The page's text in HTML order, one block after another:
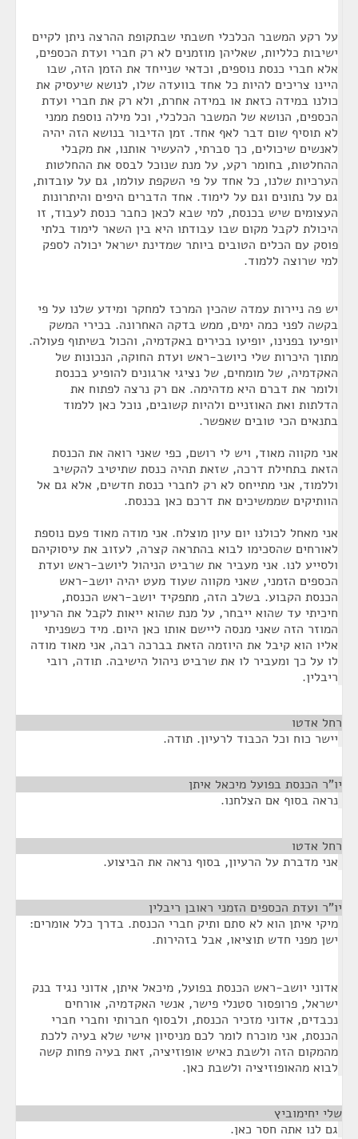
על רקע המשבר הכלכלי חשבתי שבתקופת ההרצה ניתן לקיים
ישיבות כלליות, שאליהן מוזמנים לא רק חברי ועדת הכספים,
אלא חברי כנסת נוספים, וכדאי שנייחד את הזמן הזה, שבו
היינו צריכים להיות כל אחד בוועדה שלו, לנושא שיעסיק את
כולנו במידה כזאת או במידה אחרת, ולא רק את חברי ועדת
הכספים, הנושא של המשבר הכלכלי, וכל מילה נוספת ממני
לא תוסיף שום דבר לאף אחד. זמן הדיבור בנושא הזה יהיה
לאנשים שיכולים, כך סברתי, להעשיר אותנו, את מקבלי
ההחלטות, בחומר רקע, על מנת שנוכל לבסס את ההחלטות
הערכיות שלנו, כל אחד על פי השקפת עולמו, גם על עובדות,
גם על נתונים וגם על לימוד. אחד הדברים היפים והיתרונות
העצומים שיש בכנסת, למי שבא לכאן כחבר כנסת לעבוד, זו
היכולת לקבל מקום שבו עבודתו היא בין השאר לימוד בלתי
פוסק עם הכלים הטובים ביותר שמדינת ישראל יכולה לספק
למי שרוצה ללמוד.
יש פה ניירות עמדה שהכין המרכז למחקר ומידע שלנו על פי
בקשה לפני כמה ימים, ממש בדקה האחרונה. בכירי המשק
יופיעו בפנינו, יופיעו בכירים באקדמיה, והכול בשיתוף פעולה.
מתוך היכרות שלי כיושב-ראש ועדת החוקה, הנכונות של
האקדמיה, של מומחים, של נציגי ארגונים להופיע בכנסת
ולומר את דברם היא מדהימה. אם רק נרצה לפתוח את
הדלתות ואת האוזניים ולהיות קשובים, נוכל כאן ללמוד
בתנאים הכי טובים שאפשר.
אני מקווה מאוד, ויש לי רושם, כפי שאני רואה את הכנסת
הזאת בתחילת דרכה, שזאת תהיה כנסת שתיטיב להקשיב
וללמוד, אני מתייחס לא רק לחברי כנסת חדשים, אלא גם אל
הוותיקים שממשיכים את דרכם כאן בכנסת.
אני מאחל לכולנו יום עיון מוצלח. אני מודה מאוד פעם נוספת
לאורחים שהסכימו לבוא בהתראה קצרה, לעזוב את עיסוקיהם
ולסייע לנו. אני מעביר את שרביט הניהול ליושב-ראש ועדת
הכספים הזמני, שאני מקווה שעוד מעט יהיה יושב-ראש
הכנסת הקבוע. בשלב הזה, מתפקיד יושב-ראש הכנסת,
חיכיתי עד שהוא ייבחר, על מנת שהוא ייאות לקבל את הרעיון
המוזר הזה שאני מנסה ליישם אותו כאן היום. מיד כשפניתי
אליו הוא קיבל את היוזמה הזאת בברכה רבה, אני מאוד מודה
לו על כך ומעביר לו את שרביט ניהול הישיבה. תודה, רובי
ריבלין.
רחל אדטו
יישר כוח וכל הכבוד לרעיון. תודה.
יו"ר הכנסת בפועל מיכאל איתן
נראה בסוף אם הצלחנו.
רחל אדטו
אני מדברת על הרעיון, בסוף נראה את הביצוע.
יו"ר ועדת הכספים הזמני ראובן ריבלין
מיקי איתן הוא לא סתם ותיק חברי הכנסת. בדרך כלל אומרים:
ישן מפני חדש תוציאו, אבל בזהירות.
אדוני יושב-ראש הכנסת בפועל, מיכאל איתן, אדוני נגיד בנק
ישראל, פרופסור סטנלי פישר, אנשי האקדמיה, אורחים
נכבדים, אדוני מזכיר הכנסת, ולבסוף חברותי וחברי חברי
הכנסת, אני מוכרח לומר לכם מניסיון אישי שלא בעיה ללכת
מהמקום הזה ולשבת כאיש אופוזיציה, זאת בעיה פחות קשה
לבוא מהאופוזיציה ולשבת כאן.
שלי יחימוביץ
גם לנו אתה חסר כאן.